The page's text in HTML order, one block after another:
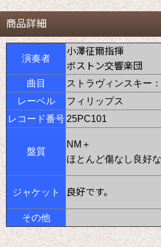
商品詳細
演奏者
小澤征爾指揮
ボストン交響楽団
曲目
ストラヴィンスキー
レーベル
フィリップス
レコード番号 25PC101
盤質
NM＋
ほとんど傷なし良好な
ジャケット 良好です。
その他